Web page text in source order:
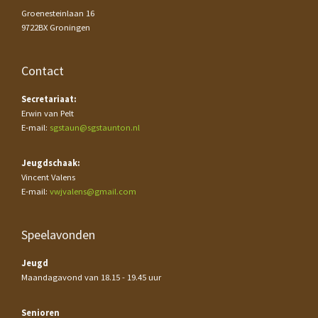
Groenesteinlaan 16
9722BX Groningen
Contact
Secretariaat:
Erwin van Pelt
E-mail: sgstaun@sgstaunton.nl
Jeugdschaak:
Vincent Valens
E-mail: vwjvalens@gmail.com
Speelavonden
Jeugd
Maandagavond van 18.15 - 19.45 uur
Senioren